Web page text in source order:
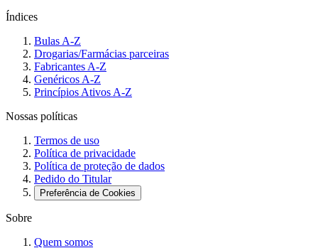
Índices
Bulas A-Z
Drogarias/Farmácias parceiras
Fabricantes A-Z
Genéricos A-Z
Princípios Ativos A-Z
Nossas políticas
Termos de uso
Política de privacidade
Política de proteção de dados
Pedido do Titular
Preferência de Cookies
Sobre
Quem somos